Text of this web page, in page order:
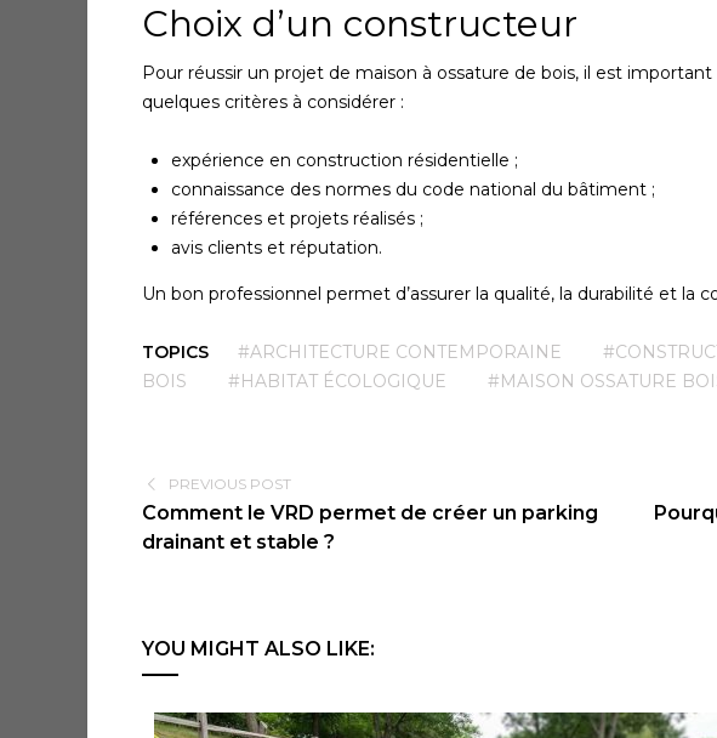
Choix d’un constructeur
Pour réussir un projet de maison à ossature de bois, il est important
quelques critères à considérer :
expérience en construction résidentielle ;
connaissance des normes du code national du bâtiment ;
références et projets réalisés ;
avis clients et réputation.
Un bon professionnel permet d’assurer la qualité, la durabilité et la
TOPICS #ARCHITECTURE CONTEMPORAINE
BOIS
#HABITAT ÉCOLOGIQUE #MAISON OSSATURE
PREVIOUS POST
Comment le VRD permet de créer un parking
drainant et stable ?
YOU MIGHT ALSO LIKE: